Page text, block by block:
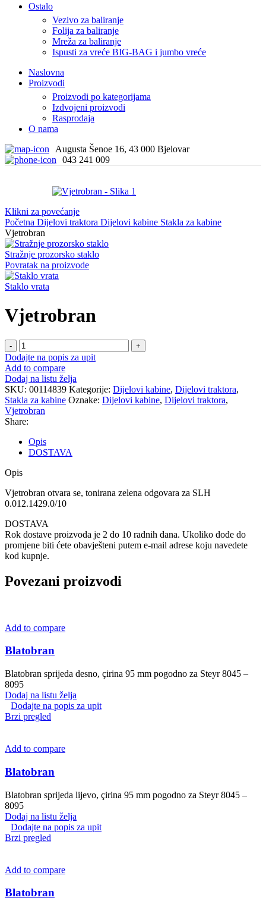
Ostalo
Vezivo za baliranje
Folija za baliranje
Mreža za baliranje
Ispusti za vreće BIG-BAG i jumbo vreće
Naslovna
Proizvodi
Proizvodi po kategorijama
Izdvojeni proizvodi
Rasprodaja
O nama
Augusta Šenoe 16, 43 000 Bjelovar
043 241 009
Klikni za povećanje
Početna Dijelovi traktora Dijelovi kabine Stakla za kabine
Vjetrobran
Stražnje prozorsko staklo
Povratak na proizvode
Staklo vrata
Vjetrobran
Vjetrobran
količina
Dodajte na popis za upit
Add to compare
Dodaj na listu želja
SKU: 00114839 Kategorije: Dijelovi kabine, Dijelovi traktora,
Stakla za kabine Oznake: Dijelovi kabine, Dijelovi traktora,
Vjetrobran
Share:
Opis
DOSTAVA
Opis
Vjetrobran otvara se, tonirana zelena odgovara za SLH
0.012.1429.0/10
DOSTAVA
Rok dostave proizvoda je 2 do 10 radnih dana. Ukoliko dođe do
promjene biti ćete obavješteni putem e-mail adrese koju navedete
kod kupnje.
Povezani proizvodi
Add to compare
Blatobran
Blatobran sprijeda desno, çirina 95 mm pogodno za Steyr 8045 –
8095
Dodaj na listu želja
Dodajte na popis za upit
Brzi pregled
Add to compare
Blatobran
Blatobran sprijeda lijevo, çirina 95 mm pogodno za Steyr 8045 –
8095
Dodaj na listu želja
Dodajte na popis za upit
Brzi pregled
Add to compare
Blatobran